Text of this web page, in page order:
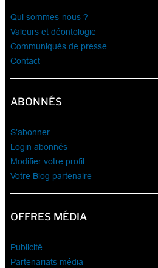
Qui sommes-nous ?
Valeurs et déontologie
Communiqués de presse
Contact
ABONNÉS
S’abonner
Login abonnés
Modifier votre profil
Votre Blog partenaire
OFFRES MÉDIA
Publicité
Partenariats média